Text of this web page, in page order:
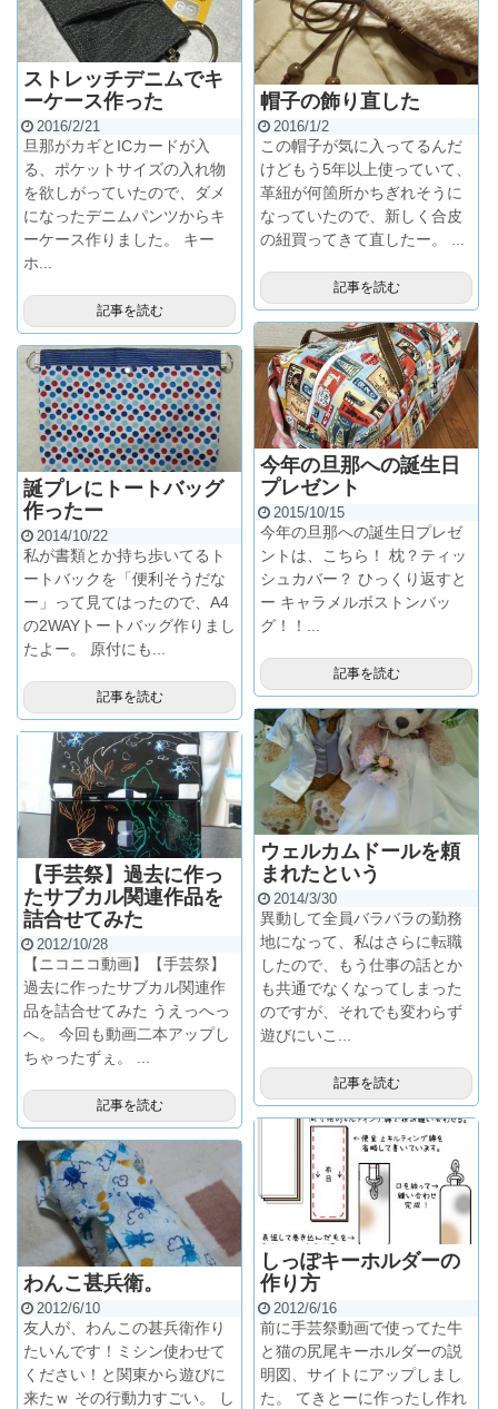
ストレッチデニムでキ
ーケース作った
2016/2/21
旦那がカギとICカードが入
る、ポケットサイズの入れ物
を欲しがっていたので、ダメ
になったデニムパンツからキ
ーケース作りました。 キー
ホ...
記事を読む
帽子の飾り直した
2016/1/2
この帽子が気に入ってるんだ
けどもう5年以上使っていて、
革紐が何箇所かちぎれそうに
なっていたので、新しく合皮
の紐買ってきて直したー。 ...
記事を読む
今年の旦那への誕生日
プレゼント
2015/10/15
今年の旦那への誕生日プレゼ
ントは、こちら！ 枕？ティッ
シュカバー？ ひっくり返すと
ー キャラメルボストンバッ
グ！！...
記事を読む
誕プレにトートバッグ
作ったー
2014/10/22
私が書類とか持ち歩いてるト
ートバックを「便利そうだな
ー」って見てはったので、A4
の2WAYトートバッグ作りまし
たよー。 原付にも...
記事を読む
ウェルカムドールを頼
まれたという
2014/3/30
異動して全員バラバラの勤務
地になって、私はさらに転職
したので、もう仕事の話とか
も共通でなくなってしまった
のですが、それでも変わらず
遊びにいこ...
記事を読む
【手芸祭】過去に作っ
たサブカル関連作品を
詰合せてみた
2012/10/28
【ニコニコ動画】【手芸祭】
過去に作ったサブカル関連作
品を詰合せてみた うえっへっ
へ。 今回も動画二本アップし
ちゃったずぇ。 ...
記事を読む
しっぽキーホルダーの
作り方
2012/6/16
前に手芸祭動画で使ってた牛
と猫の尻尾キーホルダーの説
明図、サイトにアップしまし
た。 てきとーに作ったし作れ
わんこ甚兵衛。
2012/6/10
友人が、わんこの甚兵衛作り
たいんです！ミシン使わせて
ください！と関東から遊びに
来たｗ その行動力すごい。 し